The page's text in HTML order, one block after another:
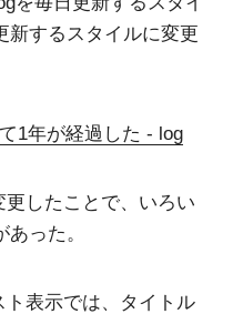
新するスタイルに変更
1年が経過した - log
したことで、いろい
った。
ト表示では、タイトル